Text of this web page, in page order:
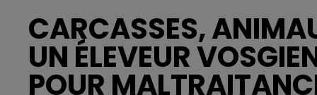
CARCASSES,
UN ÉLEVEUR
POUR